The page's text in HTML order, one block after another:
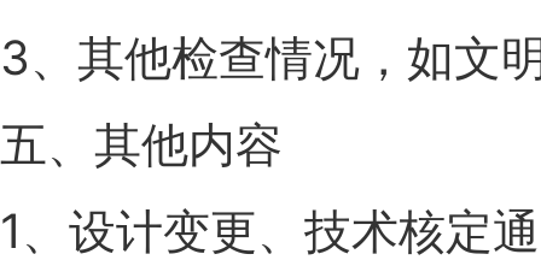
3、其他检查情况，如文
五、其他内容
1、设计变更、技术核定